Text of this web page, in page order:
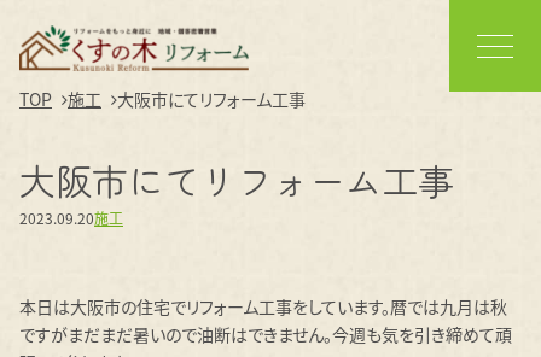
TOP 施工 大阪市にてリフォーム工事
大阪市にてリフォーム工事
2023.09.20施工
本日は大阪市の住宅でリフォーム工事をしています。暦では九月は秋
ですがまだまだ暑いので油断はできません。今週も気を引き締めて頑